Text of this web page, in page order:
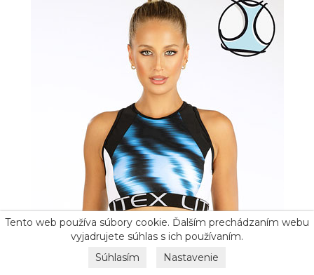
Tento web používa súbory cookie. Ďalším prechádzaním webu
vyjadrujete súhlas s ich používaním.
Súhlasím
Nastavenie